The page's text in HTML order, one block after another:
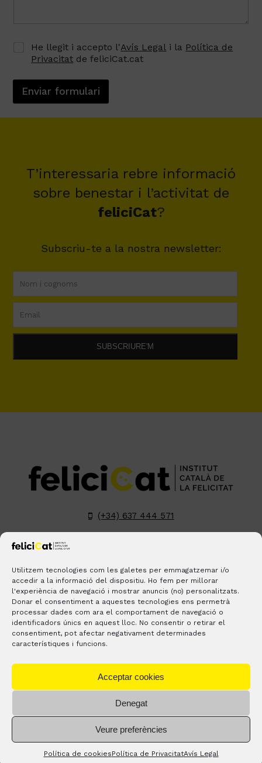
Utilitzem tecnologies com les galetes per emmagatzemar i/o
accedir a la informació del dispositiu. Ho fem per millorar
l'experiència de navegació i mostrar anuncis (no) personalitzats.
Donar el consentiment a aquestes tecnologies ens permetrà
processar dades com ara el comportament de navegació o
identificadors únics en aquest lloc. No consentir o retirar el
consentiment, pot afectar negativament determinades
característiques i funcions.
Acceptar cookies
Denegat
Veure preferències
Política de cookiesPolítica de PrivacitatAvís Legal
He llegit i accepto l'Avís Legal i la Política de
Privacitat de feliciCat.cat
Enviar formulari
T’interessaria rebre informació
sobre benestar i l’activitat de
feliciCat?
Subscriu-te a la nostra newsletter:
(+34) 637 444 571
hola@felicicat.cat
LinkedInYouTube Pinterest
BLOGS CONTACTE ON ESTEM?
feliciCat– Tots els drets reservats. |